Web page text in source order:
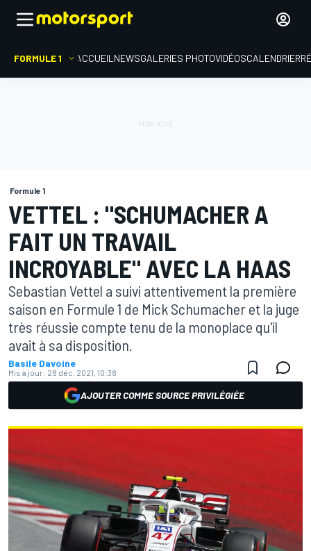
FORMULE 1 ACCUEIL NEWSGALERIES PHOTOVIDÉOSCALENDRIER
Formule 1
VETTEL : "SCHUMACHER A
FAIT UN TRAVAIL
INCROYABLE" AVEC LA HAAS
Sebastian Vettel a suivi attentivement la première
saison en Formule 1 de Mick Schumacher et la juge
très réussie compte tenu de la monoplace qu'il
avait à sa disposition.
Basile Davoine
Mis à jour: 28 déc. 2021, 10:38
AJOUTER COMME SOURCE PRIVILÉGIÉE